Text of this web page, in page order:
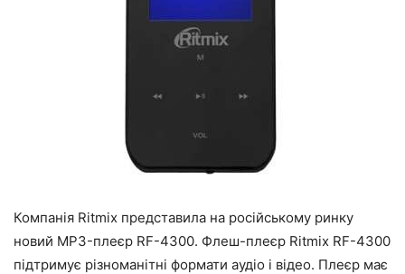
Компанія Ritmix представила на російському ринку
новий MP3-плеєр RF-4300. Флеш-плеєр Ritmix RF-4300
підтримує різноманітні формати аудіо і відео. Плеєр має